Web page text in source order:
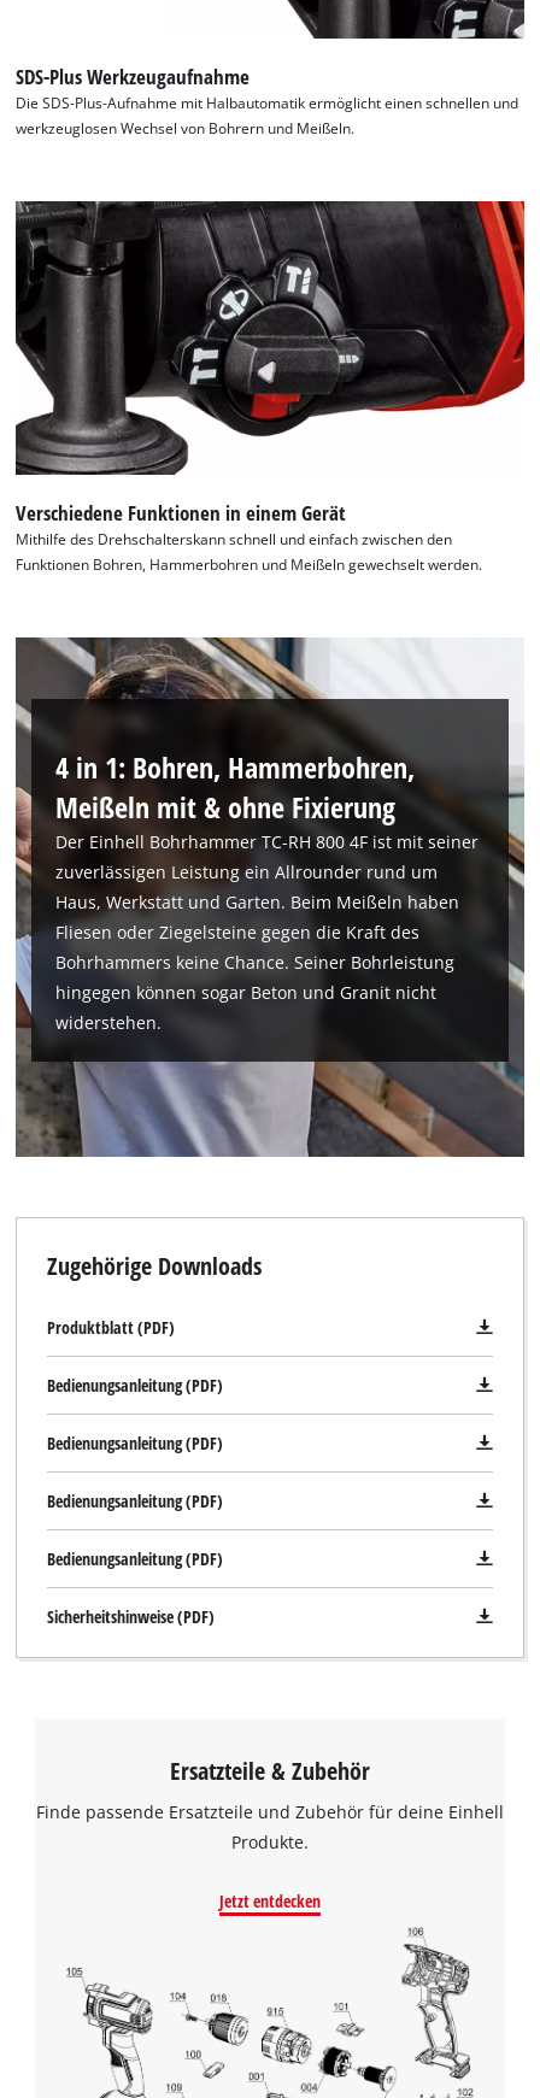
Wir benötigen deine Zustimmung, um
This content is not permitted to load due
to trackers that are not disclosed to the
visitor. The website owner needs to setup
the site with their CMP to add this content
Powered by
Management Platform
SDS-Plus Werkzeugaufnahme
Die SDS-Plus-Aufnahme mit Halbautomatik ermöglicht einen schnellen und
werkzeuglosen Wechsel von Bohrern und Meißeln.
Verschiedene Funktionen in einem Gerät
Mithilfe des Drehschalterskann schnell und einfach zwischen den
Funktionen Bohren, Hammerbohren und Meißeln gewechselt werden.
4 in 1: Bohren, Hammerbohren,
Meißeln mit & ohne Fixierung
Der Einhell Bohrhammer TC-RH 800 4F ist mit seiner
zuverlässigen Leistung ein Allrounder rund um
Haus, Werkstatt und Garten. Beim Meißeln haben
Fliesen oder Ziegelsteine gegen die Kraft des
Bohrhammers keine Chance. Seiner Bohrleistung
hingegen können sogar Beton und Granit nicht
widerstehen.
Zugehörige Downloads
Produktblatt (PDF)
Bedienungsanleitung (PDF)
Bedienungsanleitung (PDF)
Bedienungsanleitung (PDF)
Bedienungsanleitung (PDF)
Sicherheitshinweise (PDF)
Ersatzteile & Zubehör
Finde passende Ersatzteile und Zubehör für deine Einhell
Produkte.
Jetzt entdecken